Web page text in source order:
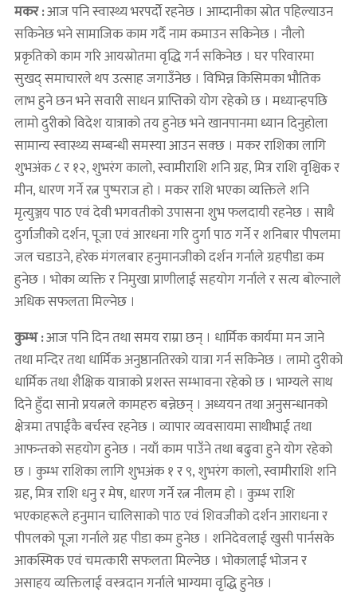
मकर :आज पनि स्वास्थ्य भरपर्दोे रहनेछ । आम्दानीका स्रोत पहिल्याउन
सकिनेछ भने सामाजिक काम गर्दै नाम कमाउन सकिनेछ । नौलो
प्रकृतिको काम गरि आयस्रोतमा वृद्धि गर्न सकिनेछ । घर परिवारमा
सुखद् समाचारले थप उत्साह जगाउँनेछ । विभिन्न किसिमका भौतिक
लाभ हुने छन भने सवारी साधन प्राप्तिको योग रहेको छ । मध्यान्हपछि
लामो दुरीको विदेश यात्राको तय हुनेछ भने खानपानमा ध्यान दिनुहोला
सामान्य स्वास्थ्य सम्बन्धी समस्या आउन सक्छ । मकर राशिका लागि
शुभअंक ८ र १२, शुभरंग कालो, स्वामीराशि शनि ग्रह, मित्र राशि वृश्चिक र
मीन, धारण गर्ने रत्न पुष्पराज हो । मकर राशि भएका व्यक्तिले शनि
मृत्युञ्जय पाठ एवं देवी भगवतीको उपासना शुभ फलदायी रहनेछ । साथै
दुर्गाजीको दर्शन, पूजा एवं आरधना गरि दुर्गा पाठ गर्ने र शनिबार पीपलमा
जल चडाउने, हरेक मंगलबार हनुमानजीको दर्शन गर्नाले ग्रहपीडा कम
हुनेछ । भोका व्यक्ति र निमुखा प्राणीलाई सहयोग गर्नाले र सत्य बोल्नाले
अधिक सफलता मिल्नेछ ।
कुम्भ :आज पनि दिन तथा समय राम्रा छन् । धार्मिक कार्यमा मन जाने
तथा मन्दिर तथा धार्मिक अनुष्ठानतिरको यात्रा गर्न सकिनेछ । लामो दुरीको
धार्मिक तथा शैक्षिक यात्राको प्रशस्त सम्भावना रहेको छ । भाग्यले साथ
दिने हुँदा सानो प्रयत्नले कामहरु बन्नेछन् । अध्ययन तथा अनुसन्धानको
क्षेत्रमा तपाईकै बर्चस्व रहनेछ । व्यापार व्यवसायमा साथीभाई तथा
आफन्तको सहयोग हुनेछ । नयाँ काम पाउँने तथा बढुवा हुने योग रहेको
छ । कुम्भ राशिका लागि शुभअंक १ र ९, शुभरंग कालो, स्वामीराशि शनि
ग्रह, मित्र राशि धनु र मेष, धारण गर्ने रत्न नीलम हो । कुम्भ राशि
भएकाहरूले हनुमान चालिसाको पाठ एवं शिवजीको दर्शन आराधना र
पीपलको पूजा गर्नाले ग्रह पीडा कम हुनेछ । शनिदेवलाई खुसी पार्नसके
आकस्मिक एवं चमत्कारी सफलता मिल्नेछ । भोकालाई भोजन र
असाहय व्यक्तिलाई वस्त्रदान गर्नाले भाग्यमा वृद्धि हुनेछ ।